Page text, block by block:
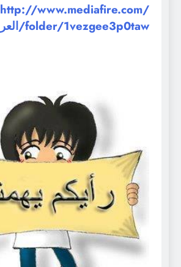
http://www.mediafire.com/
folder/1vezgee3p0taw/العروض